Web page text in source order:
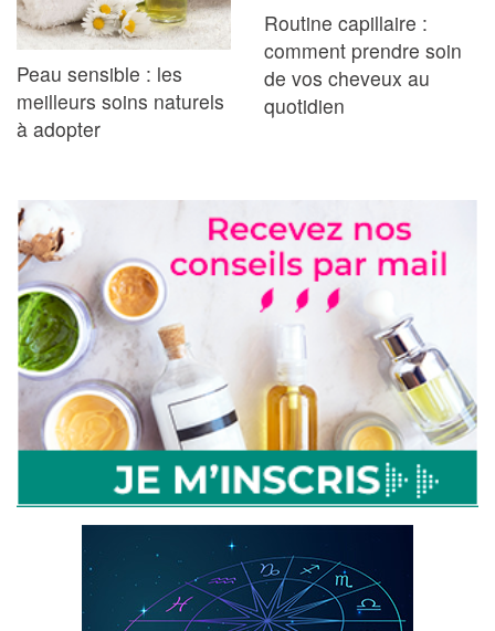
Peau sensible : les
meilleurs soins naturels
à adopter
Routine capillaire :
comment prendre soin
de vos cheveux au
quotidien